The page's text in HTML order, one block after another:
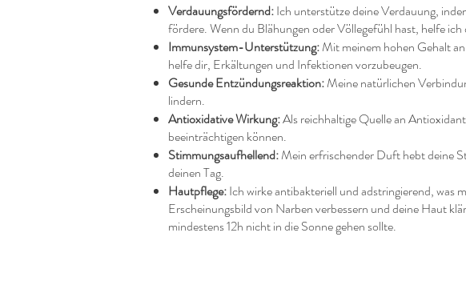
Verdauungsfördernd:Ich unterstütze deine Verdauung,
fördere. Wenn du Blähungen oder Völlegefühl hast, helfe
Immunsystem-Unterstützung:Mit meinem hohen Gehalt
helfe dir, Erkältungen und Infektionen vorzubeugen.
Gesunde Entzündungsreaktion:Meine natürlichen
lindern.
Antioxidative Wirkung:Als reichhaltige Quelle an
beeinträchtigen können.
Stimmungsaufhellend:Mein erfrischender Duft hebt deine
deinen Tag.
Hautpflege:Ich wirke antibakteriell und adstringierend,
Erscheinungsbild von Narben verbessern und deine Haut
mindestens 12h nicht in die Sonne gehen sollte.